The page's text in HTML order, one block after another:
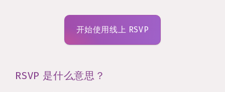
开始使用线上 RSVP
RSVP 是什么意思？